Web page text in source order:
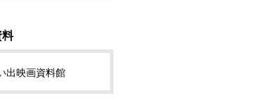
料
出映画資料館